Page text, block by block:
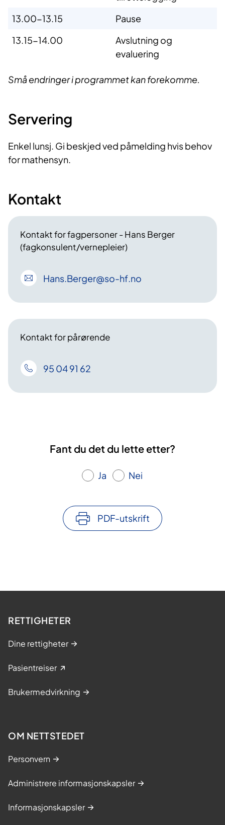
13.00-13.15
Pause
13.15-14.00
Avslutning og
evaluering
Små endringer i programmet kan forekomme.
Servering
Enkel lunsj. Gi beskjed ved påmelding hvis behov
for mathensyn.
Kontakt
Kontakt for fagpersoner - Hans Berger
(fagkonsulent/vernepleier)
Hans.Berger@so-hf.no
Kontakt for pårørende
95 04 91 62
Fant du det du lette etter?
Ja Nei
PDF-utskrift
RETTIGHETER
Dine rettigheter
Pasientreiser
Brukermedvirkning
OM NETTSTEDET
Personvern
Administrere informasjonskapsler
Informasjonskapsler